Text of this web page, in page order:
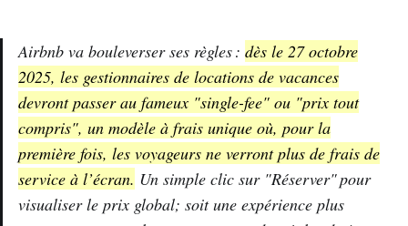
Airbnb va bouleverser ses règles : dès le 27 octobre
2025, les gestionnaires de locations de vacances
devront passer au fameux "single-fee" ou "prix tout
compris", un modèle à frais unique où, pour la
première fois, les voyageurs ne verront plus de frais de
service à l’écran. Un simple clic sur "Réserver" pour
visualiser le prix global; soit une expérience plus